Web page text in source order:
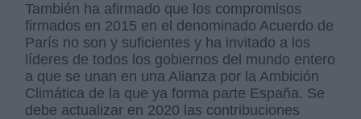
También ha afirmado que los compromisos
firmados en 2015 en el denominado Acuerdo de
París no son y suficientes y ha invitado a los
líderes de todos los gobiernos del mundo entero
a que se unan en una Alianza por la Ambición
Climática de la que ya forma parte España. Se
debe actualizar en 2020 las contribuciones